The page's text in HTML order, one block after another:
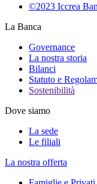
©2023 Iccrea
La Banca
Governance
La nostra storia
Bilanci
Statuto e
Sostenibilità
Dove siamo
La sede
Le filiali
La nostra offerta